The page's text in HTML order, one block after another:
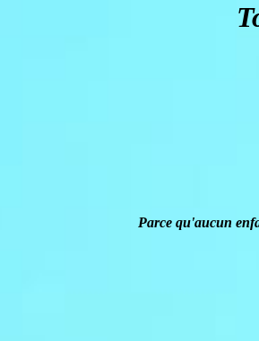
Parce qu'aucun